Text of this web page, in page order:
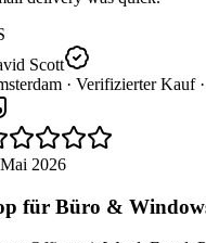
Scott
· Verifizierter Kauf ·
2026
für Büro &